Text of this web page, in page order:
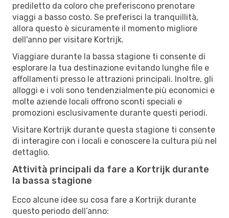
prediletto da coloro che preferiscono prenotare
viaggi a basso costo. Se preferisci la tranquillità,
allora questo è sicuramente il momento migliore
dell'anno per visitare Kortrijk.
Viaggiare durante la bassa stagione ti consente di
esplorare la tua destinazione evitando lunghe file e
affollamenti presso le attrazioni principali. Inoltre, gli
alloggi e i voli sono tendenzialmente più economici e
molte aziende locali offrono sconti speciali e
promozioni esclusivamente durante questi periodi.
Visitare Kortrijk durante questa stagione ti consente
di interagire con i locali e conoscere la cultura più nel
dettaglio.
Attività principali da fare a Kortrijk durante
la bassa stagione
Ecco alcune idee su cosa fare a Kortrijk durante
questo periodo dell’anno: